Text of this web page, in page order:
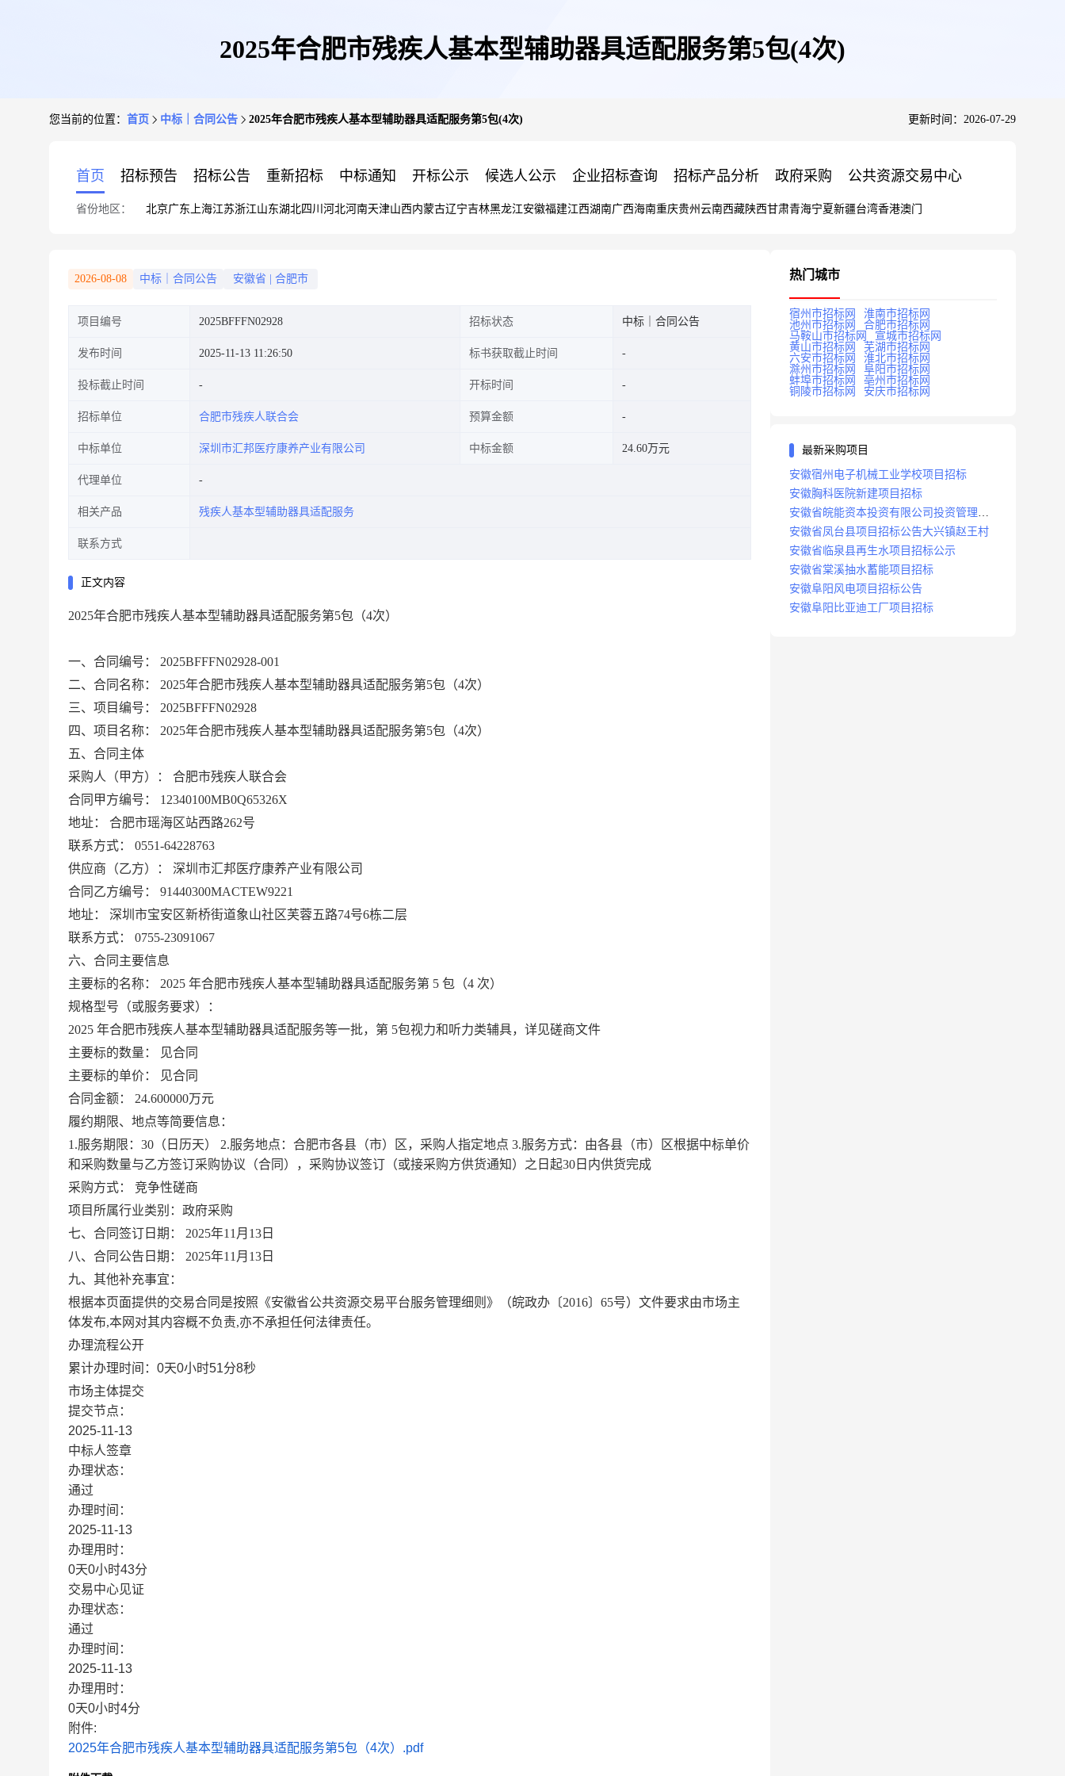
2025年合肥市残疾人基本型辅助器具适配服务第5包(4次)
您当前的位置： 首页 中标｜合同公告 2025年合肥市残疾人基本型辅助器具适配服务第5包(4次) 更新时间：2026-07-29
首页 招标预告 招标公告 重新招标 中标通知 开标公示 候选人公示 企业招标查询 招标产品分析 政府采购 公共资源交易中心
省份地区： 北京广东 上海江苏浙江山东湖北四川 河北河南天津山西内蒙古辽宁吉林黑龙江安徽福建江西湖南广西海南重庆贵州 云南西藏陕西甘肃青海宁夏新疆台湾香港澳门
2026-08-08 中标｜合同公告 安徽省 合肥市
项目编号 2025BFFFN02928 招标状态 中标｜合同公告
发布时间 2025-11-13 11:26:50 标书获取截止时间
投标截止时间 开标时间
招标单位 合肥市残疾人联合会 预算金额
中标单位 深圳市汇邦医疗康养产业有限公司 中标金额 24.60万元
代理单位
相关产品 残疾人基本型辅助器具适配服务
联系方式
正文内容
2025年合肥市残疾人基本型辅助器具适配服务第5包（4次）
一、合同编号： 2025BFFFN02928-001
二、合同名称： 2025年合肥市残疾人基本型辅助器具适配服务第5包（4次）
三、项目编号： 2025BFFFN02928
四、项目名称： 2025年合肥市残疾人基本型辅助器具适配服务第5包（4次）
五、合同主体
采购人（甲方）： 合肥市残疾人联合会
合同甲方编号： 12340100MB0Q65326X
地址： 合肥市瑶海区站西路262号
联系方式： 0551-64228763
供应商（乙方）： 深圳市汇邦医疗康养产业有限公司
合同乙方编号： 91440300MACTEW9221
地址： 深圳市宝安区新桥街道象山社区芙蓉五路74号6栋二层
联系方式： 0755-23091067
六、合同主要信息
主要标的名称： 2025 年合肥市残疾人基本型辅助器具适配服务第 5 包（4 次）
规格型号（或服务要求）：
2025 年合肥市残疾人基本型辅助器具适配服务等一批，第 5包视力和听力类辅具，详见磋商文件
主要标的数量：
见合同
主要标的单价：
见合同
合同金额： 24.600000万元
履约期限、地点等简要信息：
1.服务期限：30（日历天） 2.服务地点：合肥市各县（市）区，采购人指定地点 3.服务方式：由各县（市）区根据中标单价
和采购数量与乙方签订采购协议（合同），采购协议签订（或接采购方供货通知）之日起30日内供货完成
采购方式： 竞争性磋商
项目所属行业类别：政府采购
七、合同签订日期： 2025年11月13日
八、合同公告日期： 2025年11月13日
九、其他补充事宜：
根据本页面提供的交易合同是按照《安徽省公共资源交易平台服务管理细则》（皖政办〔2016〕65号）文件要求由市场主
体发布,本网对其内容概不负责,亦不承担任何法律责任。
办理流程公开
累计办理时间： 0天0小时51分8秒
市场主体提交
提交节点：
2025-11-13
中标人签章
办理状态：
通过
办理时间：
2025-11-13
办理用时：
0天0小时43分
交易中心见证
办理状态：
通过
办理时间：
2025-11-13
办理用时：
0天0小时4分
附件:
2025年合肥市残疾人基本型辅助器具适配服务第5包（4次）.pdf
热门城市
宿州市招标网
淮南市招标网
池州市招标网
合肥市招标网
马鞍山市招标网
宣城市招标网
黄山市招标网
芜湖市招标网
六安市招标网
淮北市招标网
滁州市招标网
阜阳市招标网
蚌埠市招标网
亳州市招标网
铜陵市招标网
安庆市招标网
最新采购项目
安徽宿州电子机械工业学校项目招标
安徽胸科医院新建项目招标
安徽省皖能资本投资有限公司投资管理系
统建设项目招标
安徽省凤台县项目招标公告大兴镇赵王村
安徽省临泉县再生水项目招标公示
安徽省棠溪抽水蓄能项目招标
安徽阜阳风电项目招标公告
安徽阜阳比亚迪工厂项目招标